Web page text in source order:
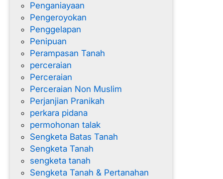
Penganiayaan
Pengeroyokan
Penggelapan
Penipuan
Perampasan Tanah
perceraian
Perceraian
Perceraian Non Muslim
Perjanjian Pranikah
perkara pidana
permohonan talak
Sengketa Batas Tanah
Sengketa Tanah
sengketa tanah
Sengketa Tanah & Pertanahan